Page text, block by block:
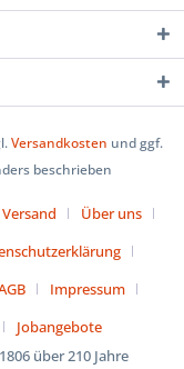
Versandkosten und ggf.
beschrieben
Über uns
Impressum
Jobangebote
über 210 Jahre